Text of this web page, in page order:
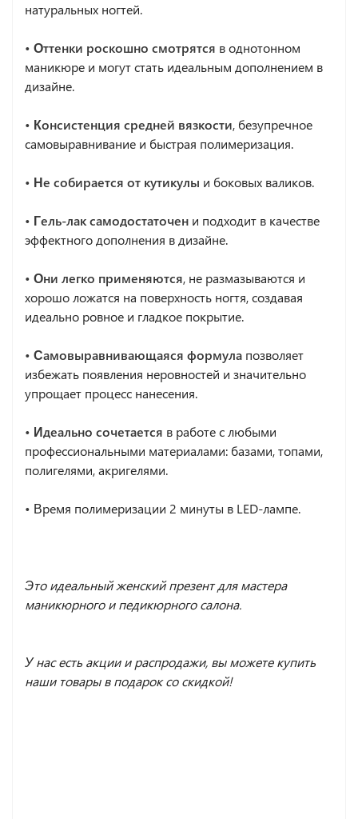
натуральных ногтей.
• Оттенки роскошно смотрятся в однотонном
маникюре и могут стать идеальным дополнением в
дизайне.
• Консистенция средней вязкости, безупречное
самовыравнивание и быстрая полимеризация.
• Не собирается от кутикулы и боковых валиков.
• Гель-лак самодостаточен и подходит в качестве
эффектного дополнения в дизайне.
• Они легко применяются, не размазываются и
хорошо ложатся на поверхность ногтя, создавая
идеально ровное и гладкое покрытие.
• Самовыравнивающаяся формула позволяет
избежать появления неровностей и значительно
упрощает процесс нанесения.
• Идеально сочетается в работе с любыми
профессиональными материалами: базами, топами,
полигелями, акригелями.
• Время полимеризации 2 минуты в LED-лампе.
Это идеальный женский презент для мастера
маникюрного и педикюрного салона.
У нас есть акции и распродажи, вы можете купить
наши товары в подарок со скидкой!